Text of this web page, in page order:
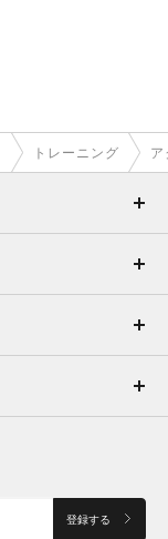
トレーニング
登録する